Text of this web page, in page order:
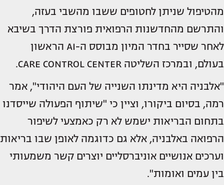
מהטיפול שניתן לחטופים ששבו מהשבי בעזה,
והתרשם מהחדשנות הרפואית פורצת הדרך בשיבא
לאחר שסייר בחדר המיון מבוסס ה-AI הראשון
בעולם, ובמרכז השליטה CARE CONTROL CENTER.
"אלבניה היא מדינתו השנייה של העם היהודי", אמר
רמה, בסיום ביקורו, וציין כי "שיתוף הפעולה שייסדנו
בתחום הבריאות ישמש לא רק כאמצעי לשיפור
הרפואה באלבניה, אלא גם כדוגמה לאופן שבו בריאות
וערכים אנושיים אוניברסליים יוצרים קשר משמעותי
בין עמים ואומות".